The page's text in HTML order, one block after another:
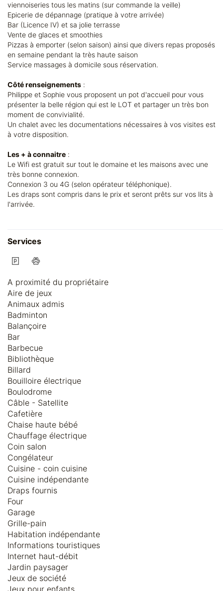
viennoiseries tous les matins (sur commande la veille)
Epicerie de dépannage (pratique à votre arrivée)
Bar (Licence IV) et sa jolie terrasse
Vente de glaces et smoothies
Pizzas à emporter (selon saison) ainsi que divers repas proposés
en semaine pendant la très haute saison
Service massages à domicile sous réservation.
Côté renseignements :
Philippe et Sophie vous proposent un pot d'accueil pour vous
présenter la belle région qui est le LOT et partager un très bon
moment de convivialité.
Un chalet avec les documentations nécessaires à vos visites est
à votre disposition.
Les + à connaitre :
Le Wifi est gratuit sur tout le domaine et les maisons avec une
très bonne connexion.
Connexion 3 ou 4G (selon opérateur téléphonique).
Les draps sont compris dans le prix et seront prêts sur vos lits à
l'arrivée.
Services
A proximité du propriétaire
Aire de jeux
Animaux admis
Badminton
Balançoire
Bar
Barbecue
Bibliothèque
Billard
Bouilloire électrique
Boulodrome
Câble - Satellite
Cafetière
Chaise haute bébé
Chauffage électrique
Coin salon
Congélateur
Cuisine - coin cuisine
Cuisine indépendante
Draps fournis
Four
Garage
Grille-pain
Habitation indépendante
Informations touristiques
Internet haut-débit
Jardin paysager
Jeux de société